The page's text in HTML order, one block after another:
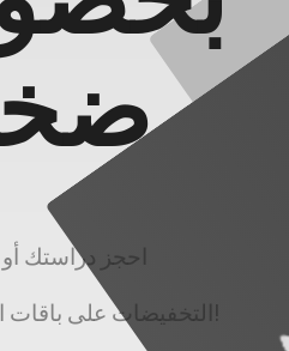
احجز دراستك
التخفيضات على باقات الخدمات المحدودة لفترة محدودة!